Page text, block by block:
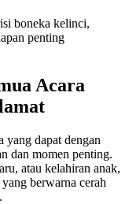
boneka kelinci,
penting
Acara
yang dapat dengan
dan momen penting.
atau kelahiran anak,
berwarna cerah